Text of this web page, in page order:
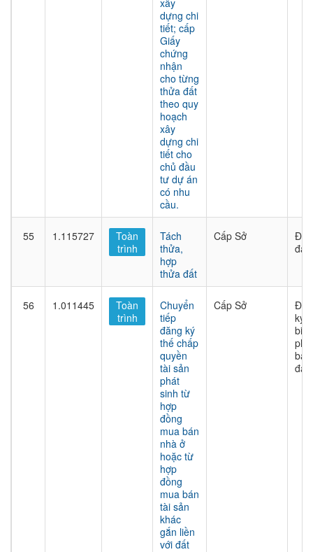
xây
dựng chi
tiết; cấp
Giấy
chứng
nhận
cho từng
thửa đất
theo quy
hoạch
xây
dựng chi
tiết cho
chủ đầu
tư dự án
có nhu
cầu.
55 1.115727
Toàn
trình
Tách
thửa,
hợp
thửa đất
Cấp Sở
Đất
đai
56 1.011445
Toàn
trình
Chuyển
tiếp
đăng ký
thế chấp
quyền
tài sản
phát
sinh từ
hợp
đồng
mua bán
nhà ở
hoặc từ
hợp
đồng
mua bán
tài sản
khác
gắn liền
với đất
Cấp Sở
ký
biện
bảo